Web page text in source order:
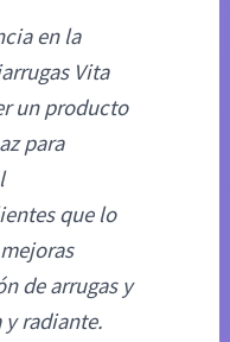
en la
Vita
un producto
para
que lo
de arrugas y
y radiante.